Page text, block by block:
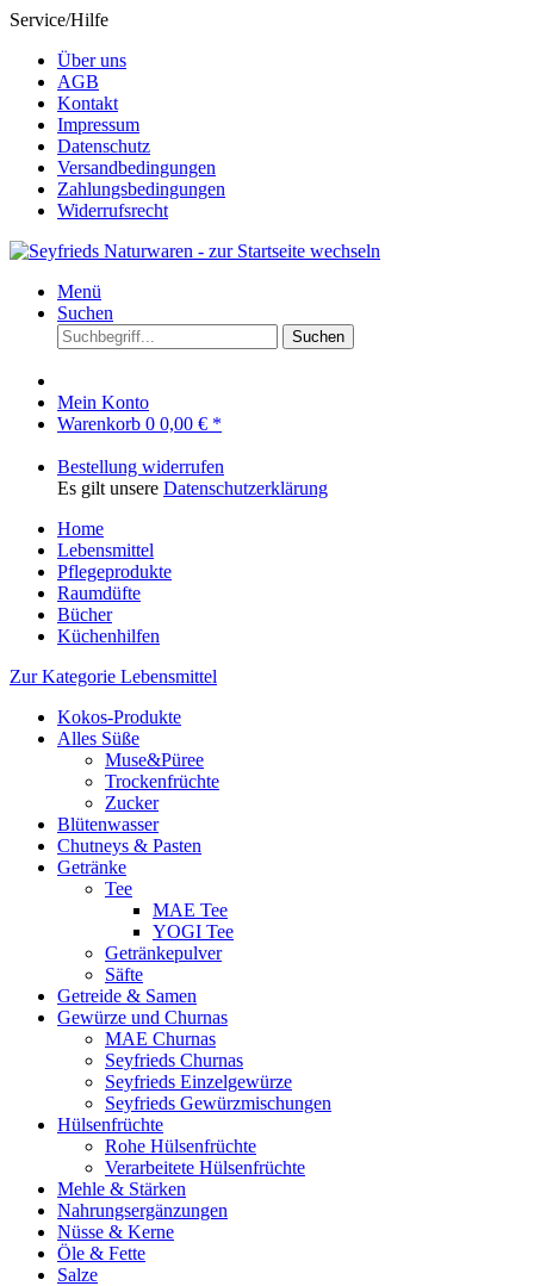
Service/Hilfe
Über uns
AGB
Kontakt
Impressum
Datenschutz
Versandbedingungen
Zahlungsbedingungen
Widerrufsrecht
Menü
Suchen
Suchen
Mein Konto
Warenkorb 0 0,00 € *
Bestellung widerrufen
Es gilt unsere Datenschutzerklärung
Home
Lebensmittel
Pflegeprodukte
Raumdüfte
Bücher
Küchenhilfen
Zur Kategorie Lebensmittel
Kokos-Produkte
Alles Süße
Muse&Püree
Trockenfrüchte
Zucker
Blütenwasser
Chutneys & Pasten
Getränke
Tee
MAE Tee
YOGI Tee
Getränkepulver
Säfte
Getreide & Samen
Gewürze und Churnas
MAE Churnas
Seyfrieds Churnas
Seyfrieds Einzelgewürze
Seyfrieds Gewürzmischungen
Hülsenfrüchte
Rohe Hülsenfrüchte
Verarbeitete Hülsenfrüchte
Mehle & Stärken
Nahrungsergänzungen
Nüsse & Kerne
Öle & Fette
Salze